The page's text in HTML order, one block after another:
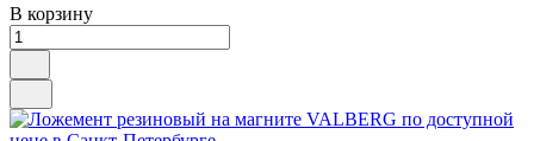
В корзину